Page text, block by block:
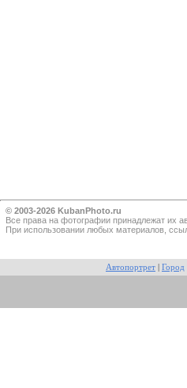
© 2003-2026 KubanPhoto.ru
Все прaва на фотографии принадлежат их
При использовании любых материалов,
Автопортрет Город